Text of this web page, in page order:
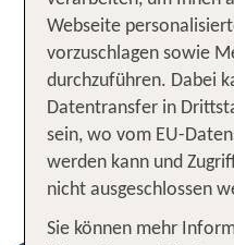
Neapel im Urlaub
denn der mächtige
Halbinsel Sorrent
Neapel erstreckt sich
dem bunten
3 Nächte
Unsere
Webseite
vorzuschlagen sowie
durchzuführen. Dabei
Datentransfer in
sein, wo vom EU-
werden kann und
nicht ausgeschlossen
Sie können mehr